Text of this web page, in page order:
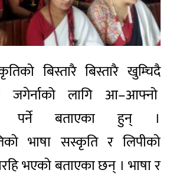
बिस्तारै बिस्तारै खुम्चिदै
जगेर्नाको लागि आ–आफ्नो
पर्ने बताएका हुन्
।
भाषा सस्कृति र लिपीको
भएकोबताएकाछन् । भाषार